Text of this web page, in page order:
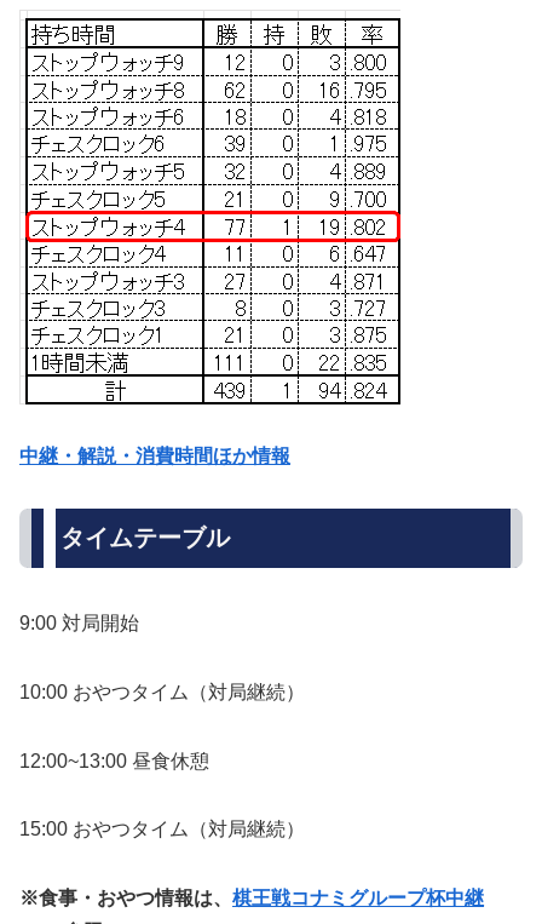
中継・解説・消費時間ほか情報
タイムテーブル
9:00 対局開始
10:00 おやつタイム（対局継続）
12:00~13:00 昼食休憩
15:00 おやつタイム（対局継続）
※食事・おやつ情報は、 棋王戦コナミグループ杯中継